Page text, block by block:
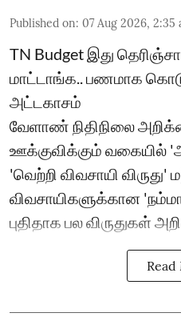
Published on: 07 Aug 2026, 2:35
TN Budget இது
மாட்டாங்க.. பணமாக
அட்டகாசம்
வேளாண் நிதிநிலை
ஊக்குவிக்கும் வகையில்
'வெற்றி விவசாயி
விவசாயிகளுக்கான
புதிதாக பல விருதுகள்